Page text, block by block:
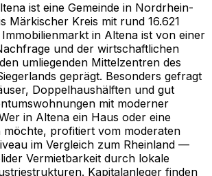
ist eine Gemeinde in Nordrhein-
Märkischer Kreis mit rund 16.621
in Altena ist von einer
und der wirtschaftlichen
umliegenden Mittelzentren des
geprägt. Besonders gefragt
Doppelhaushälften und gut
mit moderner
in Altena ein Haus oder eine
profitiert vom moderaten
im Vergleich zum Rheinland —
Vermietbarkeit durch lokale
Kapitalanleger finden